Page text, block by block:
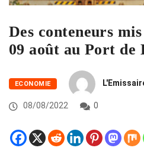
Des conteneurs
09 août au Port de
ECONOMIE
08/08/2022 0